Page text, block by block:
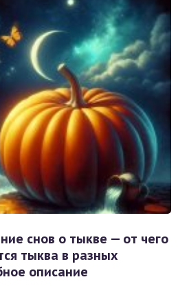
снов о тыкве — от чего
тыква в разных
описание